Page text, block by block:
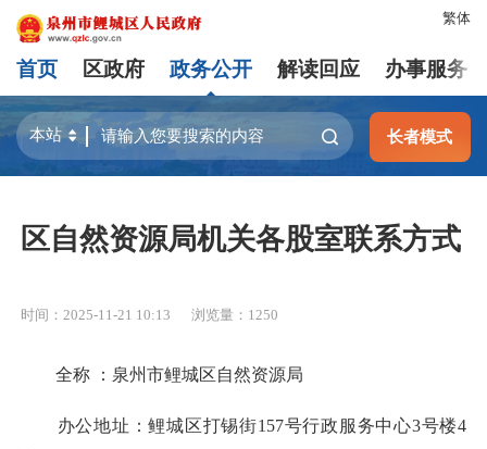
繁体
首页 区政府 政务公开 解读回应 办事服务
长者模式
区自然资源局机关各股室联系方式
时间：2025-11-21 10:13 浏览量： 1250
全称 ：泉州市鲤城区自然资源局
办公地址：鲤城区打锡街157号行政服务中心3号楼4